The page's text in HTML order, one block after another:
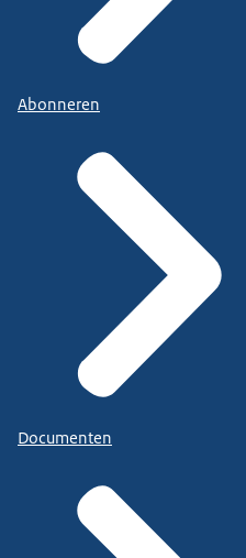
Abonneren
Documenten